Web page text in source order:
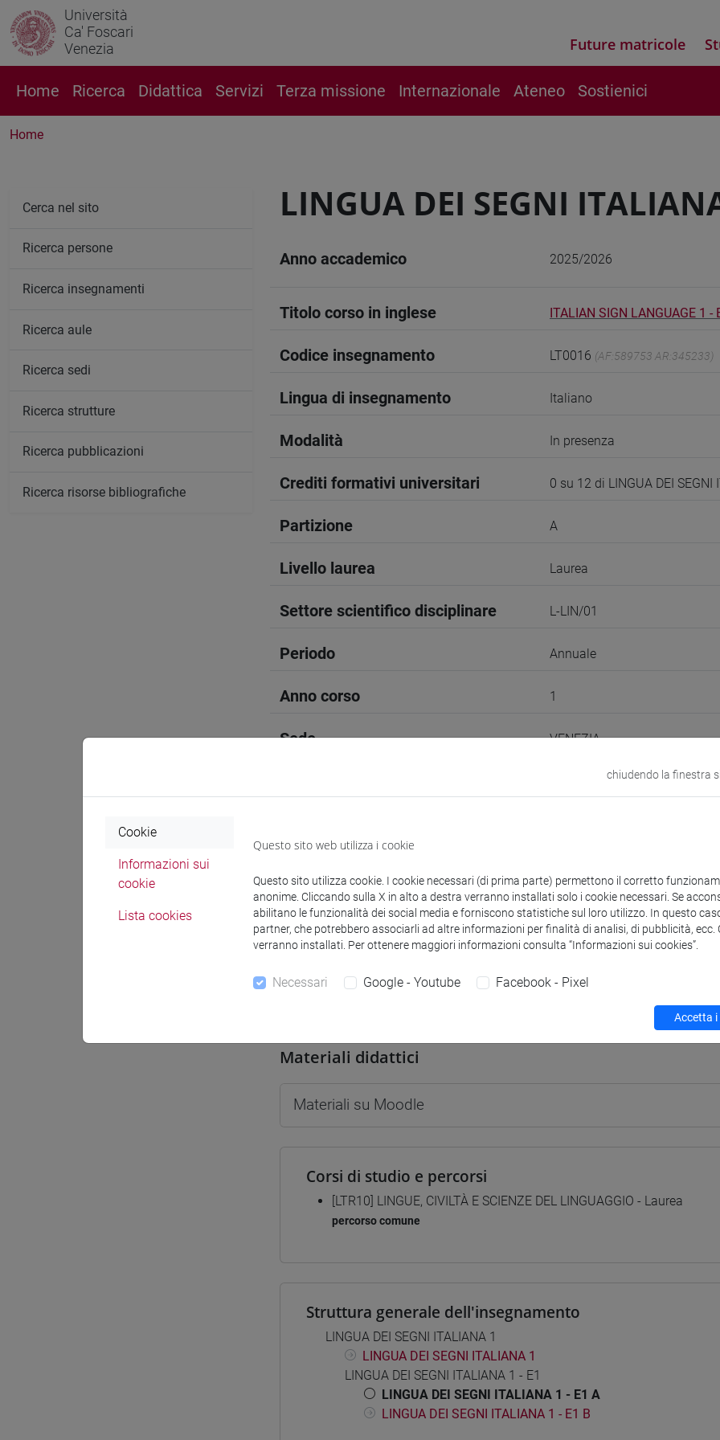
Università
Ca' Foscari
Venezia
Future matricole
Home Ricerca Didattica Servizi Terza missione Internazionale Ateneo Sostienici
Home
LINGUA DEI SEGNI
Anno accademico 2025/2026
Titolo corso in inglese ITALIAN SIGN LANGUAGE 1 -
Codice insegnamento LT0016 (AF:589753 AR:345233)
Lingua di insegnamento Italiano
Modalità In presenza
Crediti formativi universitari 0 su 12 di LINGUA DEI SEGNI
Partizione A
Livello laurea Laurea
Settore scientifico disciplinare L-LIN/01
Periodo Annuale
Anno corso 1
Sede VENEZIA
Link allo spazio del corso
Docenti e corsi di laurea
Esperti linguistici
Materiali didattici
Materiali su Moodle
Corsi di studio e percorsi
[LTR10] LINGUE, CIVILTÀ E SCIENZE DEL LINGUAGGIO - Laurea
percorso comune
Struttura generale dell'insegnamento
LINGUA DEI SEGNI ITALIANA 1
LINGUA DEI SEGNI ITALIANA 1
LINGUA DEI SEGNI ITALIANA 1 - E1
LINGUA DEI SEGNI ITALIANA 1 - E1 A
LINGUA DEI SEGNI ITALIANA 1 - E1 B
Cerca nel sito
Ricerca persone
Ricerca insegnamenti
Ricerca aule
Ricerca sedi
Ricerca strutture
Ricerca pubblicazioni
Ricerca risorse bibliografiche
chiudendo la finestra
Cookie
Informazioni sui
cookie
Lista cookies
Questo sito web utilizza i cookie
Questo sito utilizza cookie. I cookie necessari (di prima parte) permettono il corretto
anonime. Cliccando sulla X in alto a destra verranno installati solo i cookie necessari. Se
abilitano le funzionalità dei social media e forniscono statistiche sul loro utilizzo. In questo
partner, che potrebbero associarli ad altre informazioni per finalità di analisi, di pubblicità, ecc.
verranno installati. Per ottenere maggiori informazioni consulta “Informazioni sui cookies”.
Necessari Google - Youtube Facebook - Pixel
Accetta i